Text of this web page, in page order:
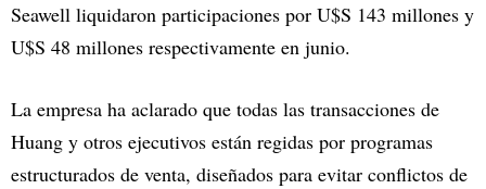
Seawell liquidaron participaciones por U$S 143 millones y
U$S 48 millones respectivamente en junio.
La empresa ha aclarado que todas las transacciones de
Huang y otros ejecutivos están regidas por programas
estructurados de venta, diseñados para evitar conflictos de